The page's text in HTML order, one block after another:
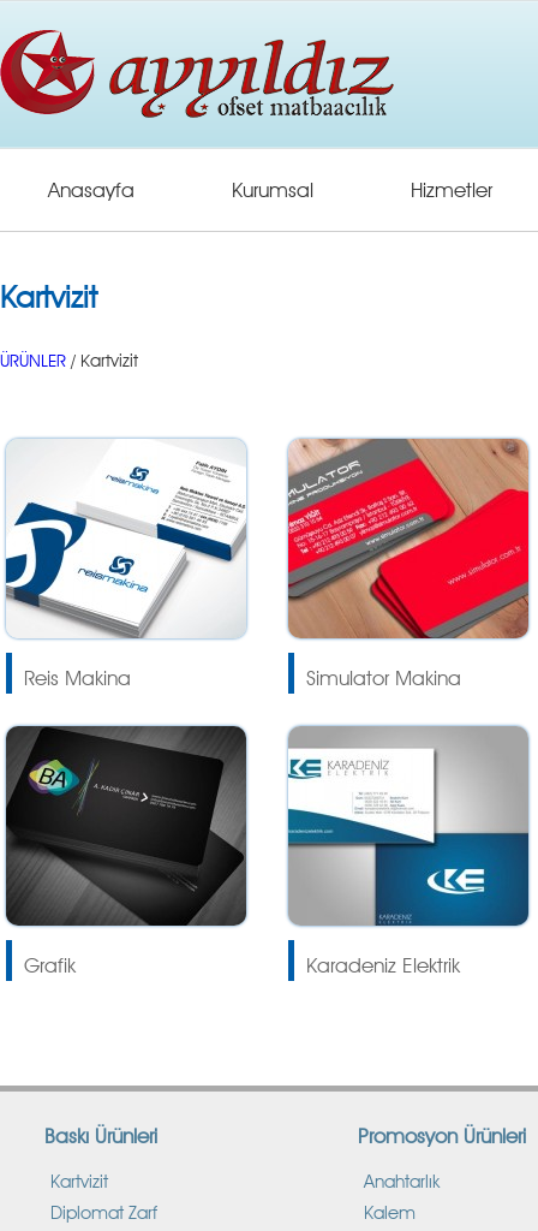
Anasayfa Kurumsal Hizmetler
Kartvizit
ÜRÜNLER / Kartvizit
Reis Makina Simulator Makina
Grafik Karadeniz Elektrik
Baskı Ürünleri
Kartvizit
Diplomat Zarf
Promosyon Ürünleri
Anahtarlık
Kalem